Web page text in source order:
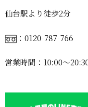
仙台駅より徒歩2分
：0120-787-766
営業時間：10:00〜